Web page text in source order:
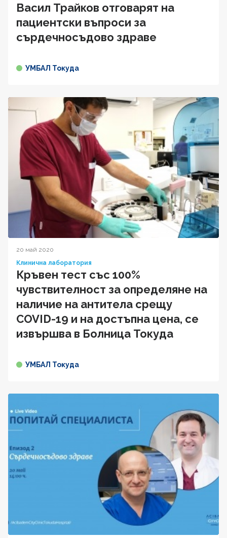
Васил Трайков отговарят на
пациентски въпроси за
сърдечносъдово здравe
УМБАЛ Токуда
20 май 2020
Клинична лаборатория
Кръвен тест със 100%
чувствителност за определяне на
наличие на антитела срещу
COVID-19 и на достъпна цена, се
извършва в Болница Токуда
УМБАЛ Токуда